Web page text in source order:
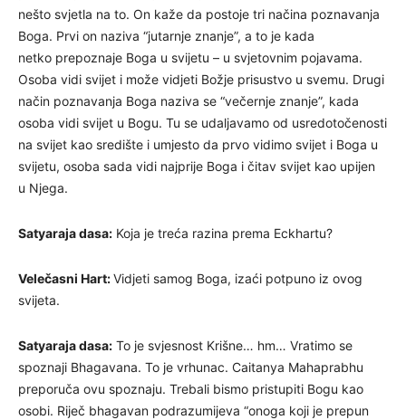
nešto svjetla na to. On kaže da postoje tri načina poznavanja
Boga. Prvi on naziva “jutarnje znanje”, a to je kada
netko prepoznaje Boga u svijetu – u svjetovnim pojavama.
Osoba vidi svijet i može vidjeti Božje prisustvo u svemu. Drugi
način poznavanja Boga naziva se “večernje znanje”, kada
osoba vidi svijet u Bogu. Tu se udaljavamo od usredotočenosti
na svijet kao središte i umjesto da prvo vidimo svijet i Boga u
svijetu, osoba sada vidi najprije Boga i čitav svijet kao upijen
u Njega.
Satyaraja dasa: Koja je treća razina prema Eckhartu?
Velečasni Hart:Vidjeti samog Boga, izaći potpuno iz ovog
svijeta.
Satyaraja dasa: To je svjesnost Krišne… hm… Vratimo se
spoznaji Bhagavana. To je vrhunac. Caitanya Mahaprabhu
preporuča ovu spoznaju. Trebali bismo pristupiti Bogu kao
osobi. Riječ bhagavan podrazumijeva “onoga koji je prepun